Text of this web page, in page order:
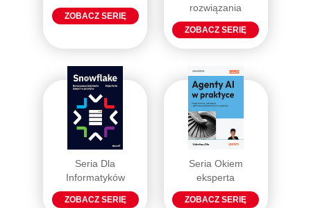
ZOBACZ SERIĘ
rozwiązania
ZOBACZ SERIĘ
Seria Dla
Informatyków
ZOBACZ SERIĘ
Seria Okiem
eksperta
ZOBACZ SERIĘ